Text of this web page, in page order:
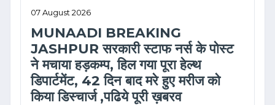
07 August 2026
MUNAADI BREAKING
JASHPUR सरकारी स्टाफ नर्स के पोस्ट
ने मचाया हड़कम्प, हिल गया पूरा हेल्थ
डिपार्टमेंट, 42 दिन बाद मरे हुए मरीज को
किया डिस्चार्ज ,पढिये पूरी ख़बरव